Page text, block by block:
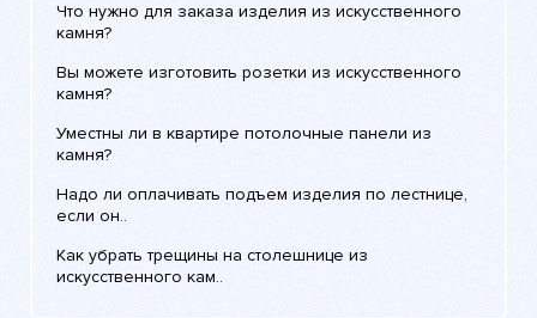
Что нужно для заказа изделия из искусственного
камня?
Вы можете изготовить розетки из искусственного
камня?
Уместны ли в квартире потолочные панели из
камня?
Надо ли оплачивать подъем изделия по лестнице,
если он..
Как убрать трещины на столешнице из
искусственного кам..